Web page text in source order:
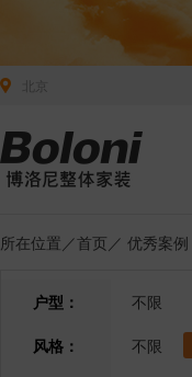
所在位置／首页 ／ 优秀案例
户型： 不限
风格：
不限